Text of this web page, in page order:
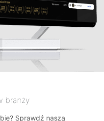
branży
Sprawdź naszą